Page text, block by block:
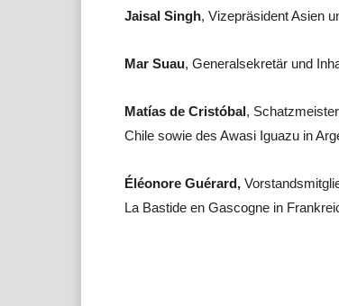
Jaisal Singh, Vizepräsident Asien
Mar Suau, Generalsekretär und
Matías de Cristóbal,
Chile sowie des Awasi Iguazu in
Éléonore Guérard,
La Bastide en Gascogne in